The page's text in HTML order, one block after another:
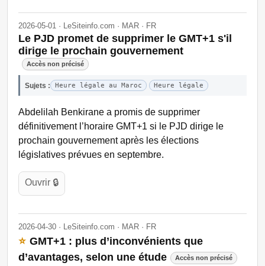
2026-05-01 · LeSiteinfo.com · MAR · FR
Le PJD promet de supprimer le GMT+1 s'il
dirige le prochain gouvernement
Accès non précisé
Sujets : Heure légale au Maroc Heure légale
Abdelilah Benkirane a promis de supprimer
définitivement l’horaire GMT+1 si le PJD dirige le
prochain gouvernement après les élections
législatives prévues en septembre.
Ouvrir 🔒
2026-04-30 · LeSiteinfo.com · MAR · FR
⭐ GMT+1 : plus d’inconvénients que
d’avantages, selon une étude
Accès non précisé